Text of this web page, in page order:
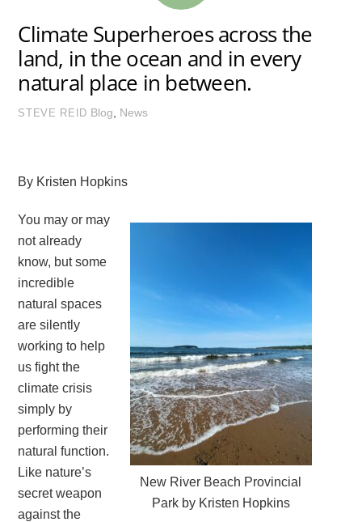
Climate Superheroes across the
land, in the ocean and in every
natural place in between.
STEVE REID Blog News
By Kristen Hopkins
New River Beach Provincial
Park by Kristen Hopkins
You may or may
not already
know, but some
incredible
natural spaces
are silently
working to help
us fight the
climate crisis
simply by
performing their
natural function.
Like nature’s
secret weapon
against the